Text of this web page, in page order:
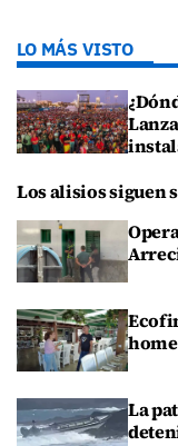
LO MÁS VISTO
Los alisios siguen
La